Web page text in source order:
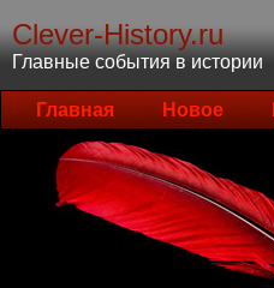
Clever-History.ru
Главные события в истории
Главная Новое